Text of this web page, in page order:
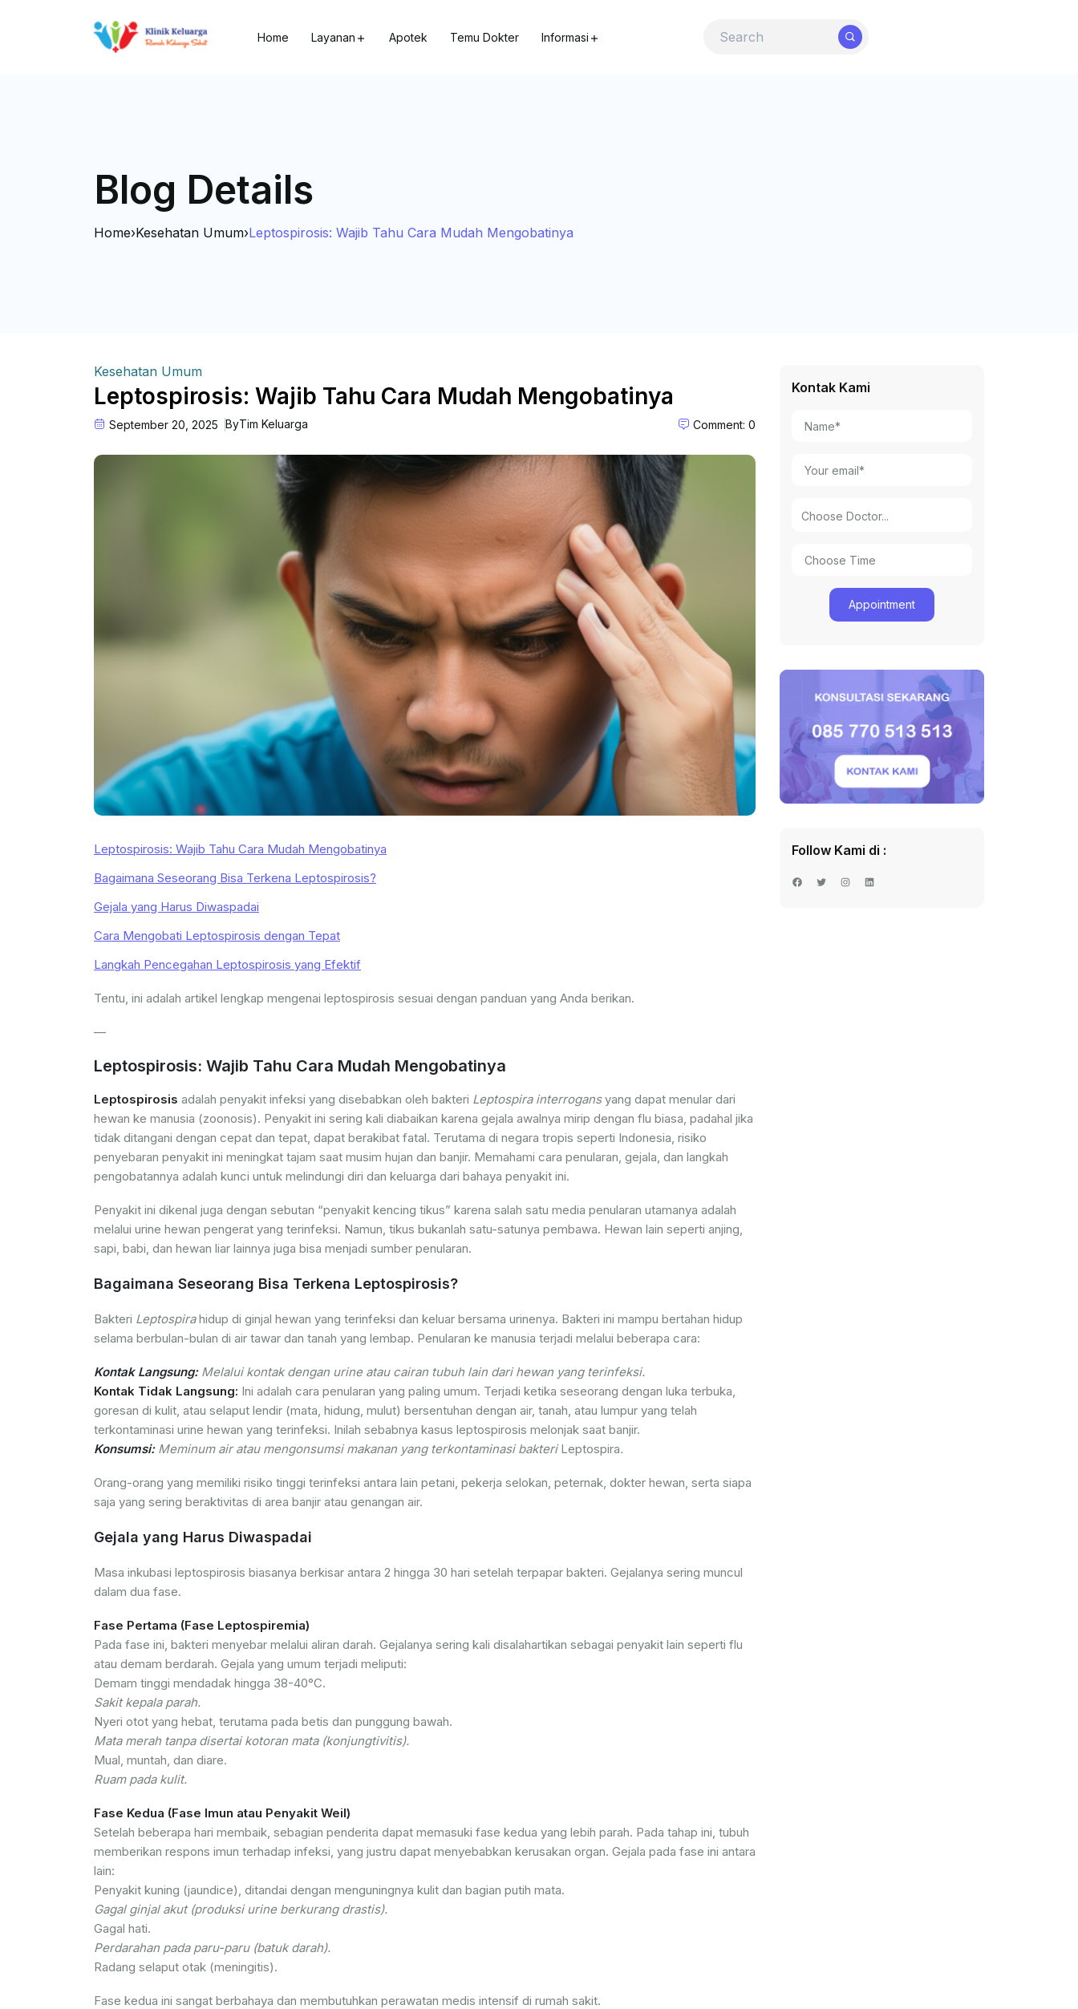
Home Layanan Apotek Temu Dokter Informasi
Blog Details
Home›Kesehatan Umum›Leptospirosis: Wajib Tahu Cara Mudah Mengobatinya
Kesehatan Umum
Leptospirosis: Wajib Tahu Cara Mudah Mengobatinya
September 20, 2025 ByTim Keluarga Comment: 0
Leptospirosis: Wajib Tahu Cara Mudah Mengobatinya
Bagaimana Seseorang Bisa Terkena Leptospirosis?
Gejala yang Harus Diwaspadai
Cara Mengobati Leptospirosis dengan Tepat
Langkah Pencegahan Leptospirosis yang Efektif
Tentu, ini adalah artikel lengkap mengenai leptospirosis sesuai dengan panduan yang Anda berikan.
—
Leptospirosis: Wajib Tahu Cara Mudah Mengobatinya
Leptospirosis adalah penyakit infeksi yang disebabkan oleh bakteri Leptospira interrogansyang dapat menular dari
hewan ke manusia (zoonosis). Penyakit ini sering kali diabaikan karena gejala awalnya mirip dengan flu biasa, padahal jika
tidak ditangani dengan cepat dan tepat, dapat berakibat fatal. Terutama di negara tropis seperti Indonesia, risiko
penyebaran penyakit ini meningkat tajam saat musim hujan dan banjir. Memahami cara penularan, gejala, dan langkah
pengobatannya adalah kunci untuk melindungi diri dan keluarga dari bahaya penyakit ini.
Penyakit ini dikenal juga dengan sebutan “penyakit kencing tikus” karena salah satu media penularan utamanya adalah
melalui urine hewan pengerat yang terinfeksi. Namun, tikus bukanlah satu-satunya pembawa. Hewan lain seperti anjing,
sapi, babi, dan hewan liar lainnya juga bisa menjadi sumber penularan.
Bagaimana Seseorang Bisa Terkena Leptospirosis?
Bakteri Leptospirahidup di ginjal hewan yang terinfeksi dan keluar bersama urinenya. Bakteri ini mampu bertahan hidup
selama berbulan-bulan di air tawar dan tanah yang lembap. Penularan ke manusia terjadi melalui beberapa cara:
Kontak Langsung:Melalui kontak dengan urine atau cairan tubuh lain dari hewan yang terinfeksi.
Kontak Tidak Langsung: Ini adalah cara penularan yang paling umum. Terjadi ketika seseorang dengan luka terbuka,
goresan di kulit, atau selaput lendir (mata, hidung, mulut) bersentuhan dengan air, tanah, atau lumpur yang telah
terkontaminasi urine hewan yang terinfeksi. Inilah sebabnya kasus leptospirosis melonjak saat banjir.
Konsumsi:Meminum air atau mengonsumsi makanan yang terkontaminasi bakteriLeptospira.
Orang-orang yang memiliki risiko tinggi terinfeksi antara lain petani, pekerja selokan, peternak, dokter hewan, serta siapa
saja yang sering beraktivitas di area banjir atau genangan air.
Gejala yang Harus Diwaspadai
Masa inkubasi leptospirosis biasanya berkisar antara 2 hingga 30 hari setelah terpapar bakteri. Gejalanya sering muncul
dalam dua fase.
Fase Pertama (Fase Leptospiremia)
Pada fase ini, bakteri menyebar melalui aliran darah. Gejalanya sering kali disalahartikan sebagai penyakit lain seperti flu
atau demam berdarah. Gejala yang umum terjadi meliputi:
Demam tinggi mendadak hingga 38-40°C.
Sakit kepala parah.
Nyeri otot yang hebat, terutama pada betis dan punggung bawah.
Mata merah tanpa disertai kotoran mata (konjungtivitis).
Mual, muntah, dan diare.
Ruam pada kulit.
Fase Kedua (Fase Imun atau Penyakit Weil)
Setelah beberapa hari membaik, sebagian penderita dapat memasuki fase kedua yang lebih parah. Pada tahap ini, tubuh
memberikan respons imun terhadap infeksi, yang justru dapat menyebabkan kerusakan organ. Gejala pada fase ini antara
lain:
Penyakit kuning (jaundice), ditandai dengan menguningnya kulit dan bagian putih mata.
Gagal ginjal akut (produksi urine berkurang drastis).
Gagal hati.
Perdarahan pada paru-paru (batuk darah).
Radang selaput otak (meningitis).
Fase kedua ini sangat berbahaya dan membutuhkan perawatan medis intensif di rumah sakit.
Kontak Kami
Follow Kami di :
Facebook
TwitterInstagram